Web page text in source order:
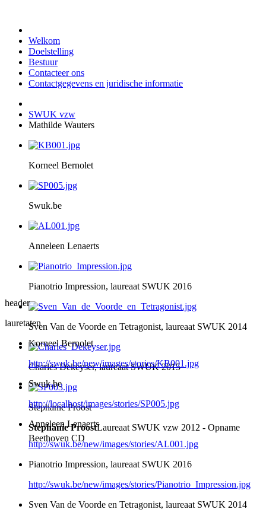
Welkom
Doelstelling
Bestuur
Contacteer ons
Contactgegevens en juridische informatie
SWUK vzw
Mathilde Wauters
Korneel Bernolet
Swuk.be
Anneleen Lenaerts
Pianotrio Impression, laureaat SWUK 2016
Sven Van de Voorde en Tetragonist, laureaat SWUK 2014
Charles Dekeyser, laureaat SWUK 2015
Stephanie Proost
Stephanie ProostLaureaat SWUK vzw 2012 - Opname
Beethoven CD
header
lauretaten
Korneel Bernolet
http://swuk.be/new/images/stories/KB001.jpg
Swuk.be
http://localhost/images/stories/SP005.jpg
Anneleen Lenaerts
http://swuk.be/new/images/stories/AL001.jpg
Pianotrio Impression, laureaat SWUK 2016
http://swuk.be/new/images/stories/Pianotrio_Impression.jpg
Sven Van de Voorde en Tetragonist, laureaat SWUK 2014